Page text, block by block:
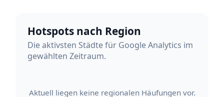
Hotspots nach Region
Die aktivsten Städte für Google Analytics im
gewählten Zeitraum.
Aktuell liegen keine regionalen Häufungen vor.